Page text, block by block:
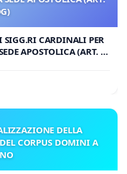
CARDINALI PER
APOSTOLICA (ART. 3
DELLA
CORPUS DOMINI A